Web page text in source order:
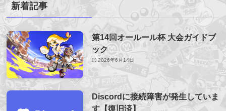
新着記事
第14回オールール杯 大会ガイドブ
ック
2026年6月14日
Discordに接続障害が発生していま
す【復旧済】